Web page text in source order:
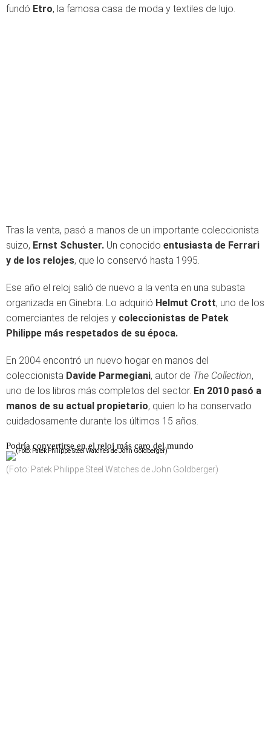
fundó Etro, la famosa casa de moda y textiles de lujo.
Tras la venta, pasó a manos de un importante coleccionista
suizo, Ernst Schuster. Un conocido entusiasta de Ferrari
y de los relojes, que lo conservó hasta 1995.
Ese año el reloj salió de nuevo a la venta en una subasta
organizada en Ginebra. Lo adquirió Helmut Crott, uno de los
comerciantes de relojes y coleccionistas de Patek
Philippe más respetados de su época.
En 2004 encontró un nuevo hogar en manos del
coleccionista Davide Parmegiani, autor de The Collection,
uno de los libros más completos del sector. En 2010 pasó a
manos de su actual propietario, quien lo ha conservado
cuidadosamente durante los últimos 15 años.
Podría convertirse en el reloj más caro del mundo
(Foto: Patek Philippe Steel Watches de John Goldberger)